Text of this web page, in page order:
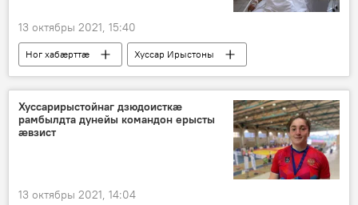
13 октябры 2021, 15:40
Ног хабӕрттӕ Хуссар Ирыстоны
Хуссарирыстойнаг дзюдоисткӕ
рамбылдта дунейы командон ерысты
ӕвзист
13 октябры 2021, 14:04